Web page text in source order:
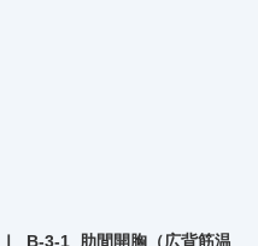
Ⅰ_B-3-1_肋間開胸（広背筋温